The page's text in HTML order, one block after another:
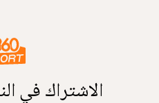
الاشتراك في